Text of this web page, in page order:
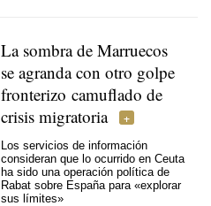
La sombra de Marruecos
se agranda con otro golpe
fronterizo camuflado de
crisis migratoria
Los servicios de información
consideran que lo ocurrido en Ceuta
ha sido una operación política de
Rabat sobre España para «explorar
sus límites»